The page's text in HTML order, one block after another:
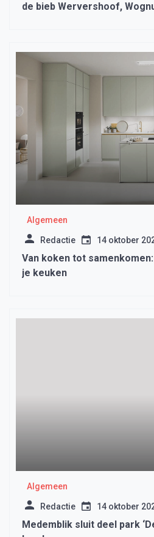
de bieb Wervershoof,
Algemeen
Redactie 14 oktober
Van koken tot
je keuken
Algemeen
Redactie 14 oktober
Medemblik sluit deel park